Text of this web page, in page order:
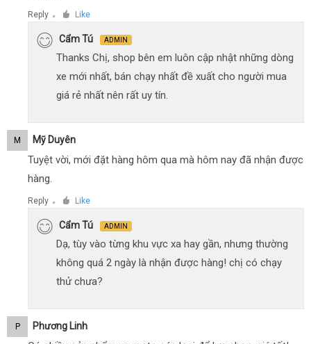
Reply ● Like
Cẩm Tú ADMIN
Thanks Chị, shop bên em luôn cập nhật những dòng
xe mới nhất, bán chạy nhất đề xuất cho người mua
giá rẻ nhất nên rất uy tín.
M Mỹ Duyên
Tuyệt vời, mới đặt hàng hôm qua mà hôm nay đã nhận được
hàng.
Reply ● Like
Cẩm Tú ADMIN
Dạ, tùy vào từng khu vực xa hay gần, nhưng thường
không quá 2 ngày là nhận được hàng! chị có chạy
thử chưa?
P Phương Linh